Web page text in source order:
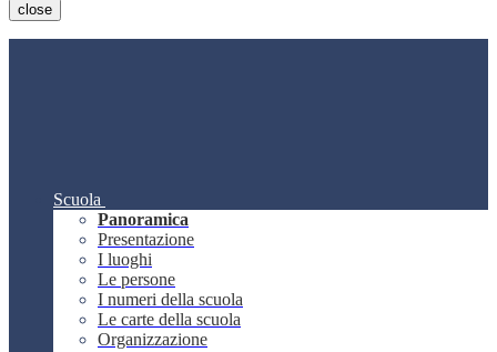
close
Scuola
Panoramica
Presentazione
I luoghi
Le persone
I numeri della scuola
Le carte della scuola
Organizzazione